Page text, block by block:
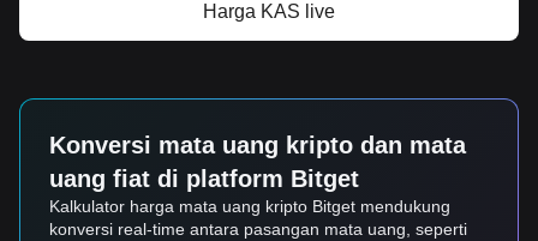
Harga KAS live
Konversi mata uang kripto dan mata
uang fiat di platform Bitget
Kalkulator harga mata uang kripto Bitget mendukung
konversi real-time antara pasangan mata uang, seperti